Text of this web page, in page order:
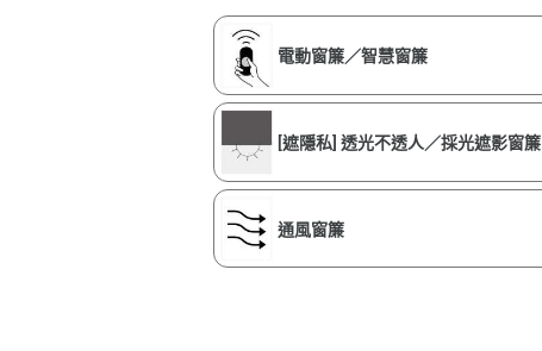
電動窗簾／智慧窗簾
[遮隱私] 透光不透人／採光遮影窗簾
通風窗簾